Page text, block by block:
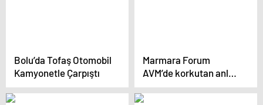
Bolu’da Tofaş Otomobil
Kamyonetle Çarpıştı
Marmara Forum
AVM’de korkutan anlar:
Küçük çocuk nefessiz
kaldı, ailenin feryadına